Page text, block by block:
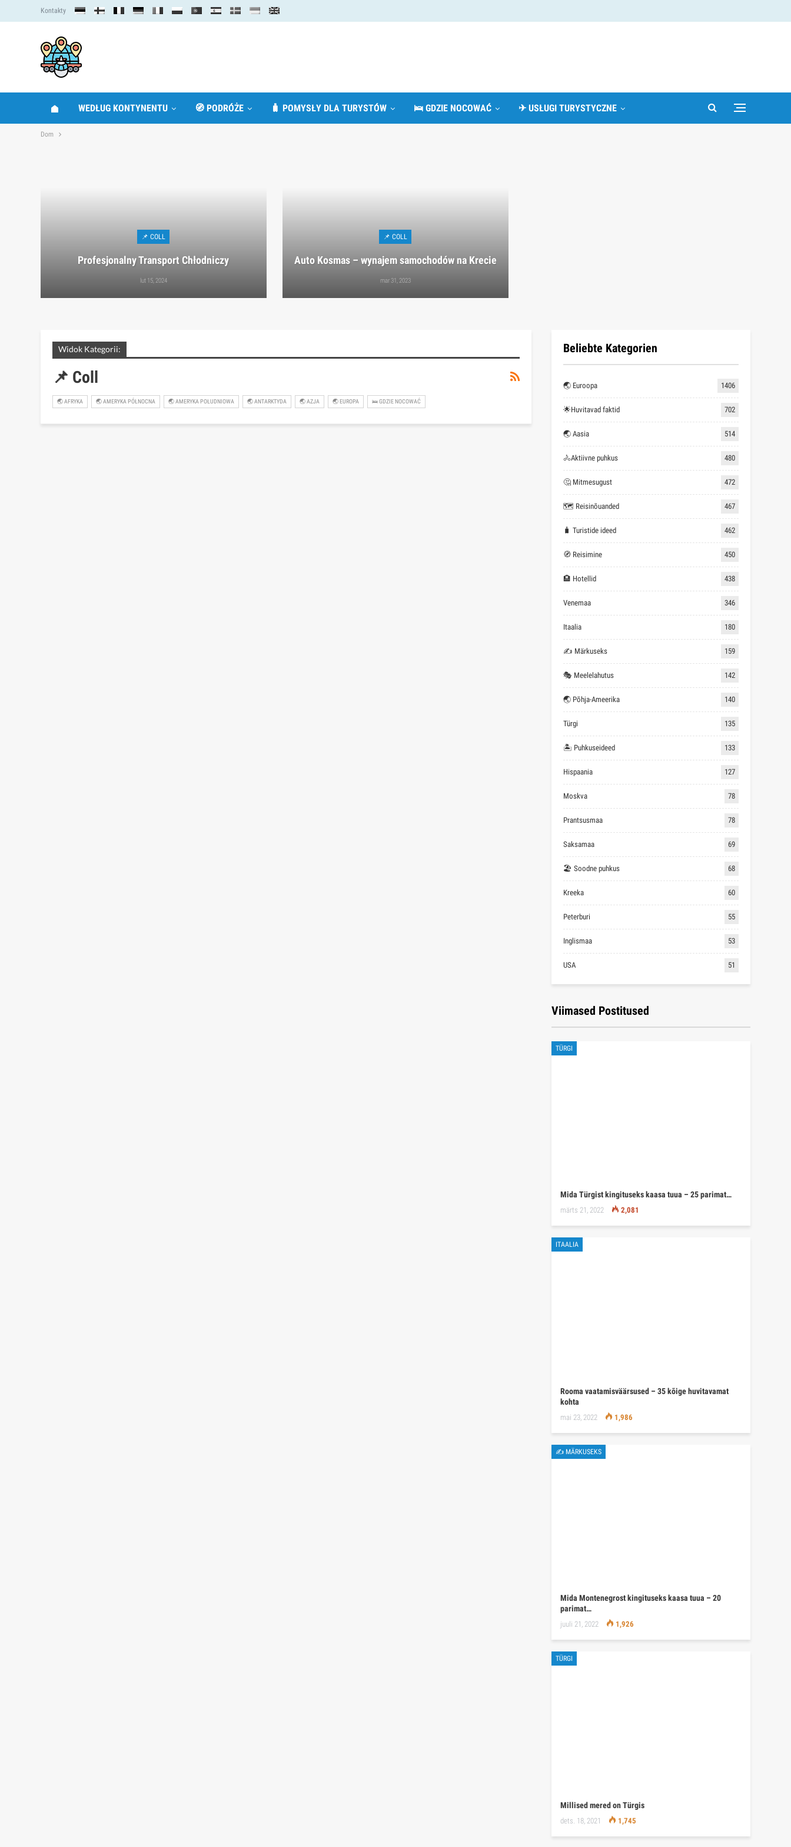
Kontakty
WEDŁUG KONTYNENTU 🧭 PODRÓŻE 🧳 POMYSŁY DLA TURYSTÓW 🛌 GDZIE NOCOWAĆ ✈ USŁUGI TURYSTYCZNE
Dom
📌 COLL
Profesjonalny Transport Chłodniczy
lut 15, 2024
📌 COLL
Auto Kosmas – wynajem samochodów na Krecie
mar 31, 2023
Widok Kategorii:
📌 Coll
🌏 AFRYKA 🌏 AMERYKA PÓŁNOCNA 🌏 AMERYKA POŁUDNIOWA 🌏 ANTARKTYDA 🌏 AZJA 🌏 EUROPA 🛌 GDZIE NOCOWAĆ
Beliebte Kategorien
🌏 Euroopa 1406
🌟Huvitavad faktid 702
🌏 Aasia 514
🚴Aktiivne puhkus 480
🤔 Mitmesugust 472
🗺 Reisinõuanded 467
🧳 Turistide ideed 462
🧭 Reisimine 450
🏨 Hotellid 438
Venemaa 346
Itaalia 180
✍ Märkuseks 159
🎭 Meelelahutus 142
🌏 Põhja-Ameerika 140
Türgi 135
🏝 Puhkuseideed 133
Hispaania 127
Moskva 78
Prantsusmaa 78
Saksamaa 69
🏖 Soodne puhkus 68
Kreeka 60
Peterburi 55
Inglismaa 53
USA 51
Viimased Postitused
TÜRGI
Mida Türgist kingituseks kaasa tuua – 25 parimat…
märts 21, 2022 2,081
ITAALIA
Rooma vaatamisväärsused – 35 kõige huvitavamat
kohta
mai 23, 2022 1,986
✍ MÄRKUSEKS
Mida Montenegrost kingituseks kaasa tuua – 20
parimat…
juuli 21, 2022 1,926
TÜRGI
Millised mered on Türgis
dets. 18, 2021 1,745